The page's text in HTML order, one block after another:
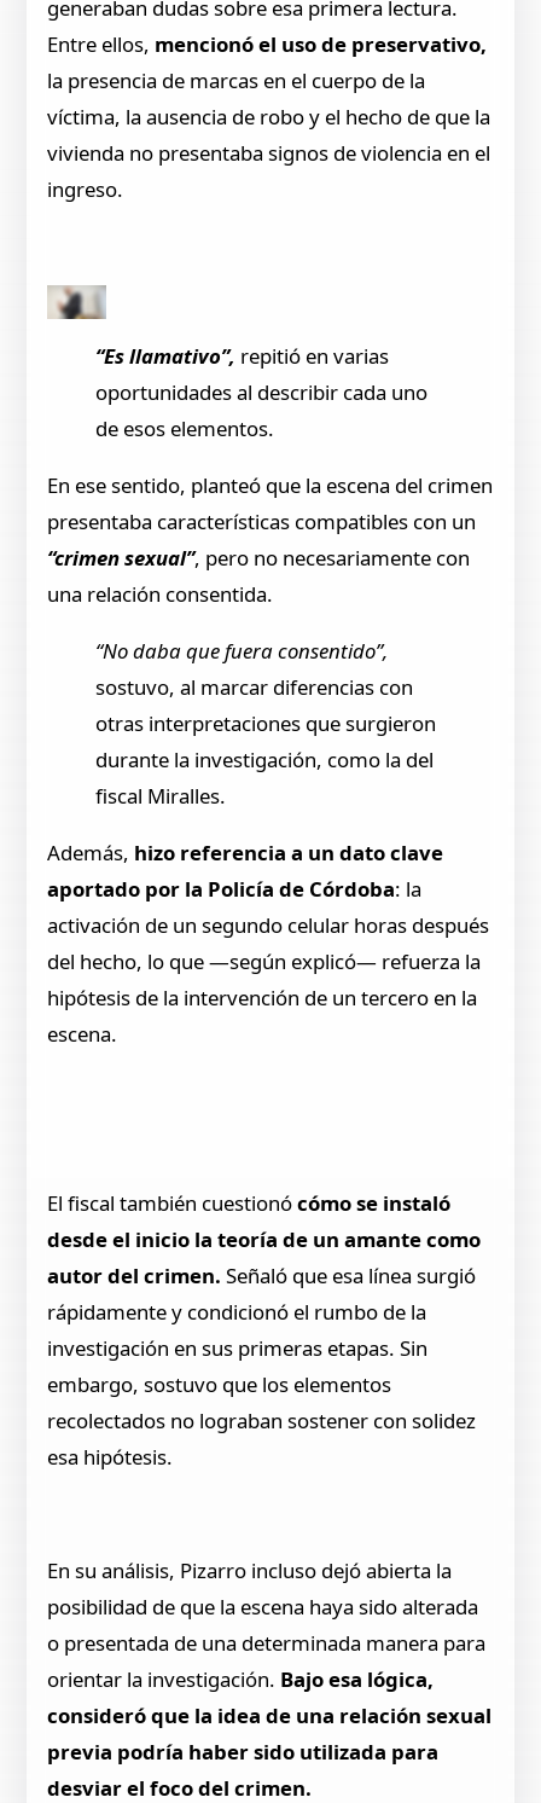
generaban dudas sobre esa primera lectura.
Entre ellos, mencionó el uso de preservativo,
la presencia de marcas en el cuerpo de la
víctima, la ausencia de robo y el hecho de que la
vivienda no presentaba signos de violencia en el
ingreso.
“Es llamativo”, repitió en varias
oportunidades al describir cada uno
de esos elementos.
En ese sentido, planteó que la escena del crimen
presentaba características compatibles con un
“crimen sexual”, pero no necesariamente con
una relación consentida.
“No daba que fuera consentido”,
sostuvo, al marcar diferencias con
otras interpretaciones que surgieron
durante la investigación, como la del
fiscal Miralles.
Además, hizo referencia a un dato clave
aportado por la Policía de Córdoba: la
activación de un segundo celular horas después
del hecho, lo que —según explicó— refuerza la
hipótesis de la intervención de un tercero en la
escena.
El fiscal también cuestionócómo se instaló
desde el inicio la teoría de un amante como
autor del crimen. Señaló que esa línea surgió
rápidamente y condicionó el rumbo de la
investigación en sus primeras etapas. Sin
embargo, sostuvo que los elementos
recolectados no lograban sostener con solidez
esa hipótesis.
En su análisis, Pizarro incluso dejó abierta la
posibilidad de que la escena haya sido alterada
o presentada de una determinada manera para
orientar la investigación. Bajo esa lógica,
consideró que la idea de una relación sexual
previa podría haber sido utilizada para
desviar el foco del crimen.